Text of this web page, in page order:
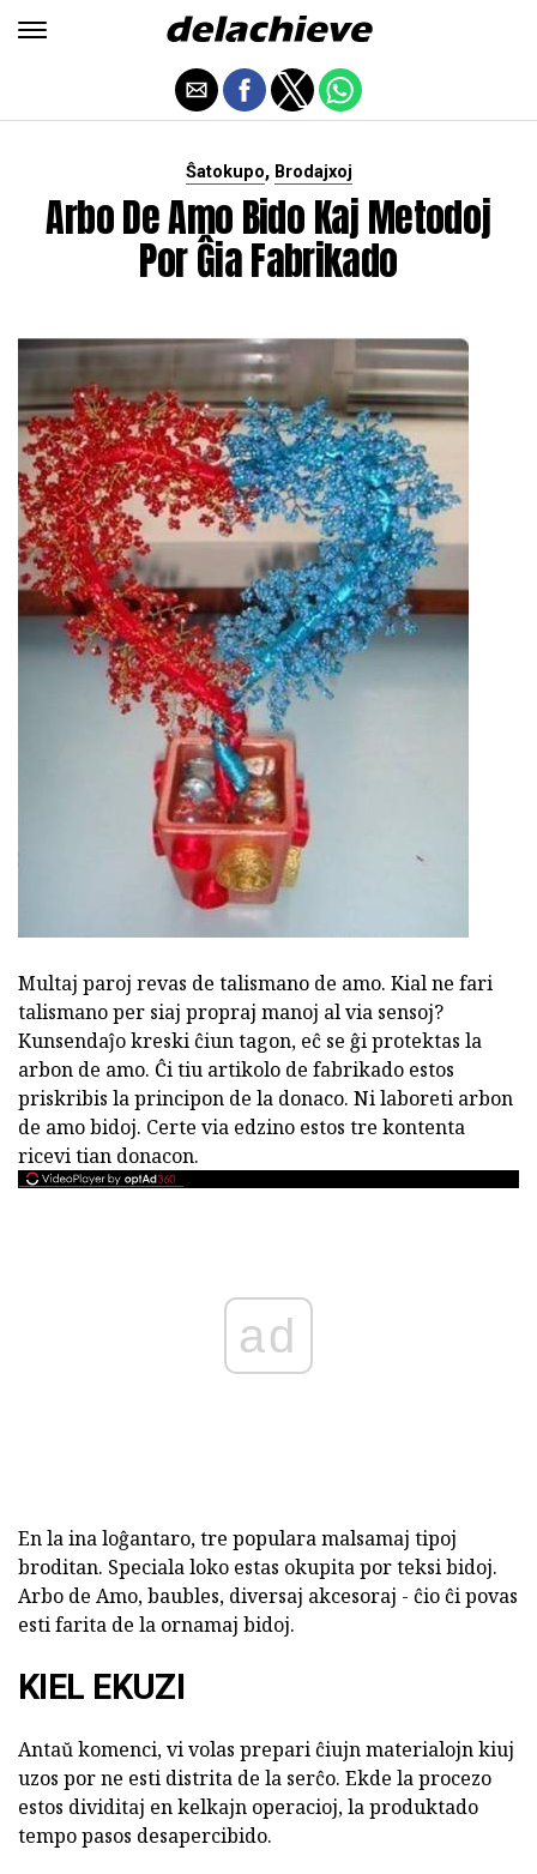
Ŝatokupo, Brodajxoj
Arbo De Amo Bido Kaj Metodoj
Por Ĝia Fabrikado
Multaj paroj revas de talismano de amo. Kial ne fari
talismano per siaj propraj manoj al via sensoj?
Kunsendaĵo kreski ĉiun tagon, eĉ se ĝi protektas la
arbon de amo. Ĉi tiu artikolo de fabrikado estos
priskribis la principon de la donaco. Ni laboreti arbon
de amo bidoj. Certe via edzino estos tre kontenta
ricevi tian donacon.
ad
En la ina loĝantaro, tre populara malsamaj tipoj
broditan. Speciala loko estas okupita por teksi bidoj.
Arbo de Amo, baubles, diversaj akcesoraj - ĉio ĉi povas
esti farita de la ornamaj bidoj.
KIEL EKUZI
Antaŭ komenci, vi volas prepari ĉiujn materialojn kiuj
uzos por ne esti distrita de la serĉo. Ekde la procezo
estos dividitaj en kelkajn operacioj, la produktado
tempo pasos desapercibido.